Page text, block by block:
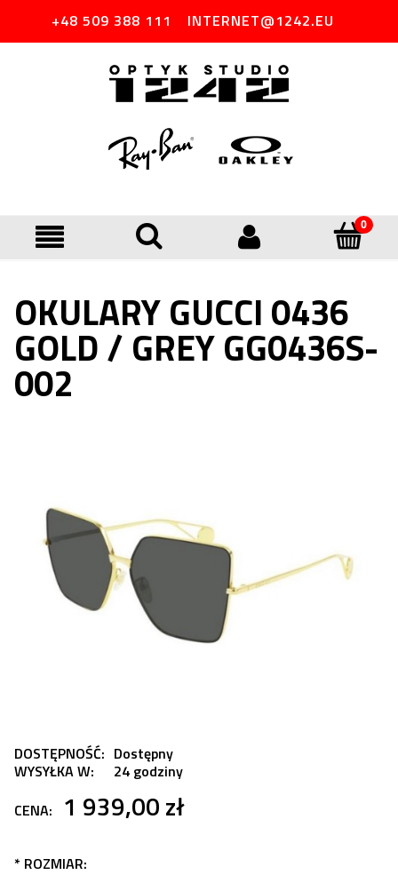
+48 509 388 111 INTERNET@1242.EU
OKULARY GUCCI 0436
GOLD / GREY GG0436S-
002
DOSTĘPNOŚĆ: Dostępny
WYSYŁKA W:
24 godziny
CENA:
1 939,00 zł
* ROZMIAR: